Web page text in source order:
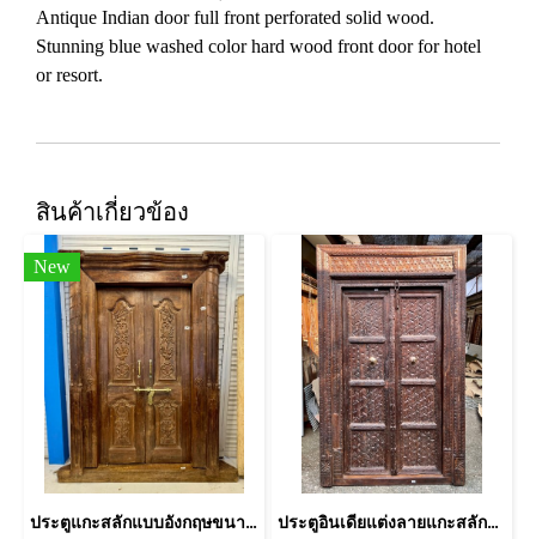
Antique Indian door full front perforated solid wood.
Stunning blue washed color hard wood front door for hotel
or resort.
สินค้าเกี่ยวข้อง
New
ประตูแกะสลักแบบอังกฤษขนาบเสาโครินเทียนโบราณ ประตูอินเดียแต่งลายแกะสลักมวลดอกไม้